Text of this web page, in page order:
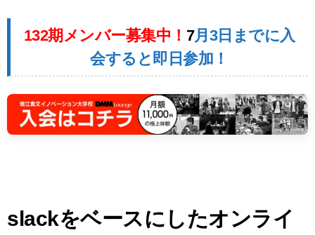
132期メンバー募集中！ 7月3日までに入
会すると即日参加！
slackをベースにしたオンライ